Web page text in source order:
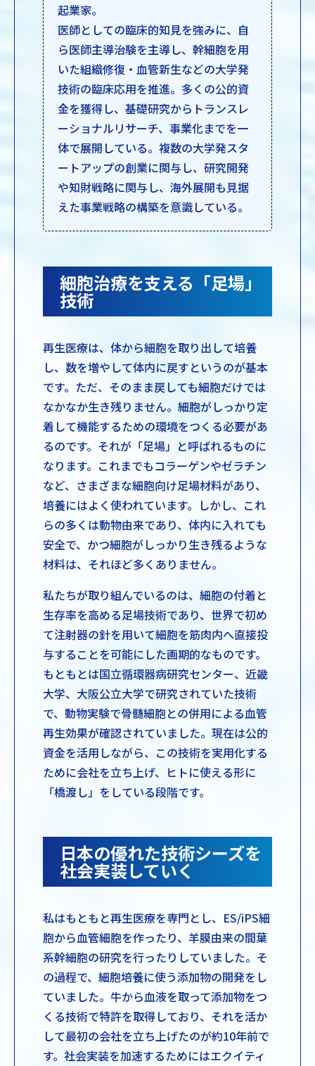
起業家。
医師としての臨床的知見を強みに、自
ら医師主導治験を主導し、幹細胞を用
いた組織修復・血管新生などの大学発
技術の臨床応用を推進。多くの公的資
金を獲得し、基礎研究からトランスレ
ーショナルリサーチ、事業化までを一
体で展開している。複数の大学発スタ
ートアップの創業に関与し、研究開発
や知財戦略に関与し、海外展開も見据
えた事業戦略の構築を意識している。
細胞治療を支える「足場」
技術
再生医療は、体から細胞を取り出して培養
し、数を増やして体内に戻すというのが基本
です。ただ、そのまま戻しても細胞だけでは
なかなか生き残りません。細胞がしっかり定
着して機能するための環境をつくる必要があ
るのです。それが「足場」と呼ばれるものに
なります。これまでもコラーゲンやゼラチン
など、さまざまな細胞向け足場材料があり、
培養にはよく使われています。しかし、これ
らの多くは動物由来であり、体内に入れても
安全で、かつ細胞がしっかり生き残るような
材料は、それほど多くありません。
私たちが取り組んでいるのは、細胞の付着と
生存率を高める足場技術であり、世界で初め
て注射器の針を用いて細胞を筋肉内へ直接投
与することを可能にした画期的なものです。
もともとは国立循環器病研究センター、近畿
大学、大阪公立大学で研究されていた技術
で、動物実験で骨髄細胞との併用による血管
再生効果が確認されていました。現在は公的
資金を活用しながら、この技術を実用化する
ために会社を立ち上げ、ヒトに使える形に
「橋渡し」をしている段階です。
日本の優れた技術シーズを
社会実装していく
私はもともと再生医療を専門とし、ES/iPS細
胞から血管細胞を作ったり、羊膜由来の間葉
系幹細胞の研究を行ったりしていました。そ
の過程で、細胞培養に使う添加物の開発をし
ていました。牛から血液を取って添加物をつ
くる技術で特許を取得しており、それを活か
して最初の会社を立ち上げたのが約10年前で
す。社会実装を加速するためにはエクイティ